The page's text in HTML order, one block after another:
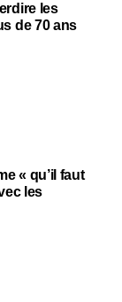
les
de 70 ans
« qu’il faut
les